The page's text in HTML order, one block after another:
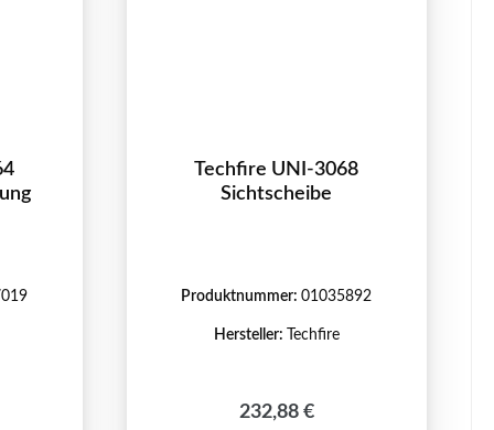
Techfire UNI-3068
Sichtscheibe
Produktnummer:01035892
Hersteller: Techfire
Regulärer Preis:
232,88 €